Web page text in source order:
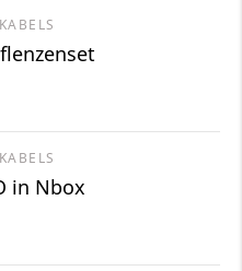
in Nbox